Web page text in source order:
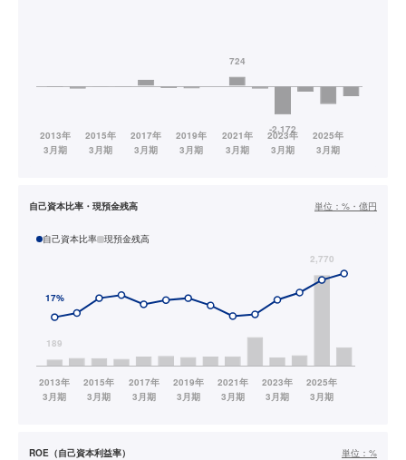
自己資本比率・現預金残高 単位： %・億円
自己資本比率 現預金残高
ROE（自己資本利益率） 単位： %